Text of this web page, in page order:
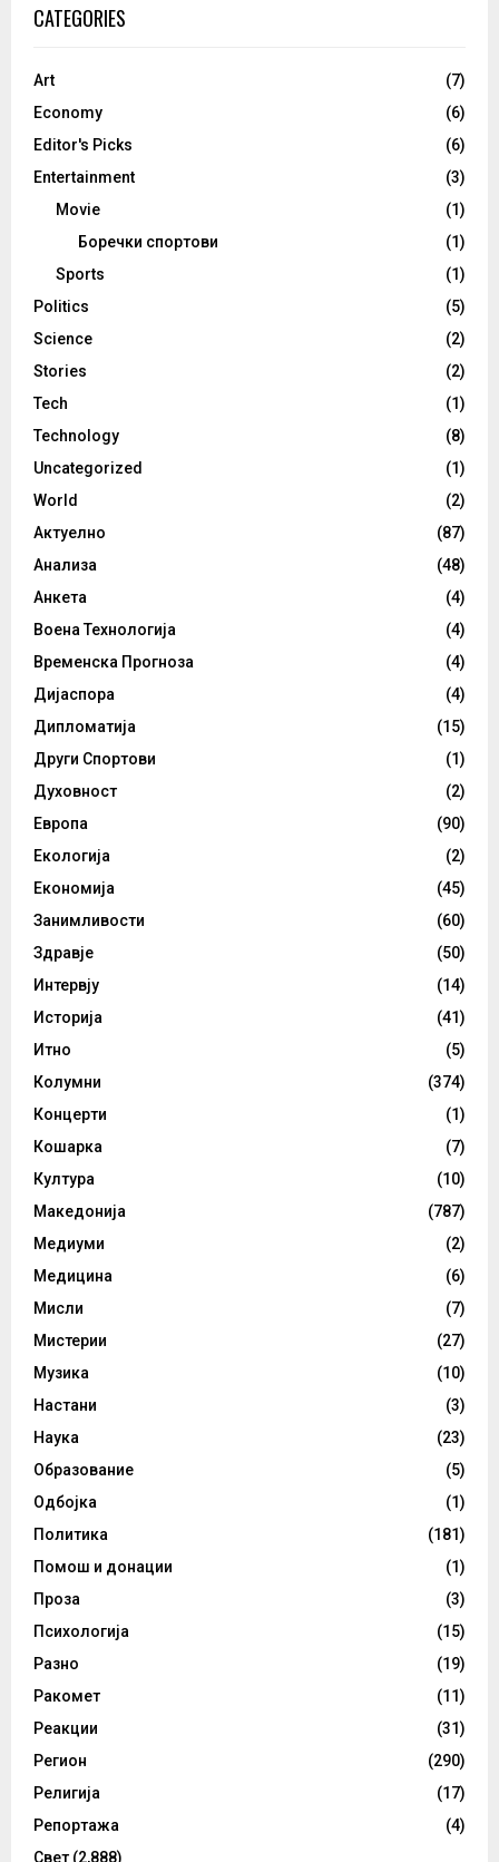
CATEGORIES
Art
(7)
Economy
(6)
Editor's Picks
(6)
Entertainment
(3)
Movie
(1)
Боречки спортови
(1)
Sports
(1)
Politics
(5)
Science
(2)
Stories
(2)
Tech
(1)
Technology
(8)
Uncategorized
(1)
World
(2)
Актуелно
(87)
Анализа
(48)
Анкета
(4)
Воена Технологија
(4)
Временска Прогноза
(4)
Дијаспора
(4)
Дипломатија
(15)
Други Спортови
(1)
Духовност
(2)
Европа
(90)
Екологија
(2)
Економија
(45)
Занимливости
(60)
Здравје
(50)
Интервју
(14)
Историја
(41)
Итно
(5)
Колумни
(374)
Концерти
(1)
Кошарка
(7)
Култура
(10)
Македонија
(787)
Медиуми
(2)
Медицина
(6)
Мисли
(7)
Мистерии
(27)
Музика
(10)
Настани
(3)
Наука
(23)
Образование
(5)
Одбојка
(1)
Политика
(181)
Помош и донации
(1)
Проза
(3)
Психологија
(15)
Разно
(19)
Ракомет
(11)
Реакции
(31)
Регион
(290)
Религија
(17)
Репортажа
(4)
Свет (2,888)